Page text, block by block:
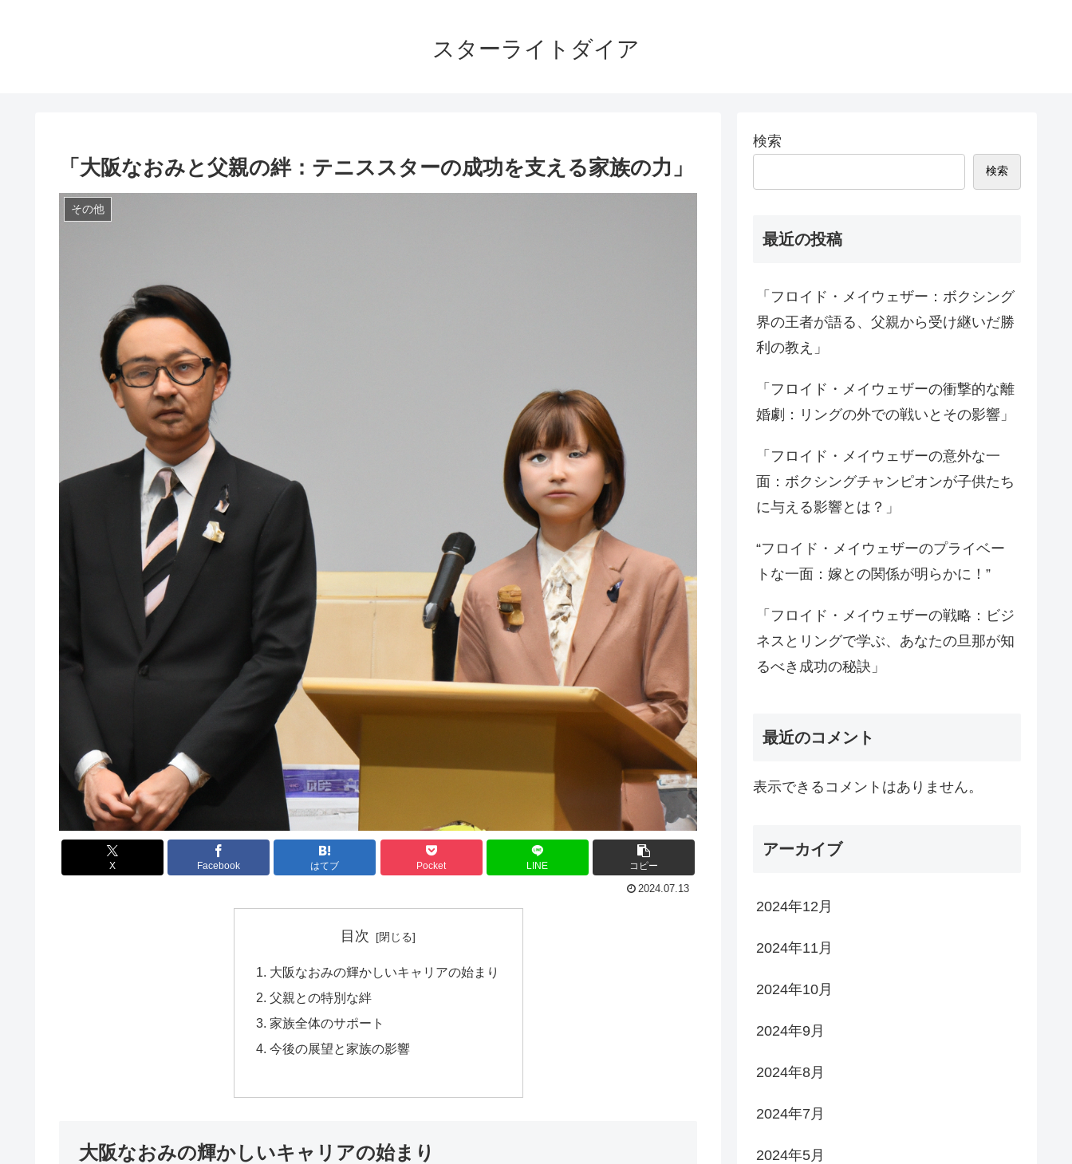
スターライトダイア
「大阪なおみと父親の絆：テニススターの成功を支える家族の力」
その他
X Facebook はてブ Pocket LINE コピー
2024.07.13
目次
大阪なおみの輝かしいキャリアの始まり
父親との特別な絆
家族全体のサポート
今後の展望と家族の影響
大阪なおみの輝かしいキャリアの始まり
検索
検索
最近の投稿
「フロイド・メイウェザー：ボクシング
界の王者が語る、父親から受け継いだ勝
利の教え」
「フロイド・メイウェザーの衝撃的な離
婚劇：リングの外での戦いとその影響」
「フロイド・メイウェザーの意外な一
面：ボクシングチャンピオンが子供たち
に与える影響とは？」
“フロイド・メイウェザーのプライベー
トな一面：嫁との関係が明らかに！”
「フロイド・メイウェザーの戦略：ビジ
ネスとリングで学ぶ、あなたの旦那が知
るべき成功の秘訣」
最近のコメント
表示できるコメントはありません。
アーカイブ
2024年12月
2024年11月
2024年10月
2024年9月
2024年8月
2024年7月
2024年5月